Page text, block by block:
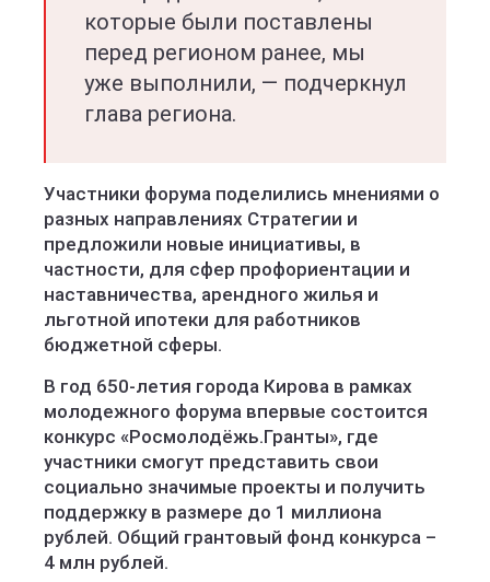
которые были поставлены
перед регионом ранее, мы
уже выполнили, — подчеркнул
глава региона.
Участники форума поделились мнениями о
разных направлениях Стратегии и
предложили новые инициативы, в
частности, для сфер профориентации и
наставничества, арендного жилья и
льготной ипотеки для работников
бюджетной сферы.
В год 650-летия города Кирова в рамках
молодежного форума впервые состоится
конкурс «Росмолодёжь.Гранты», где
участники смогут представить свои
социально значимые проекты и получить
поддержку в размере до 1 миллиона
рублей. Общий грантовый фонд конкурса –
4 млн рублей.